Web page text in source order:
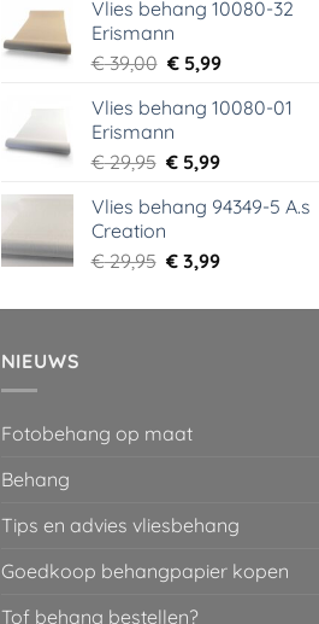
was:
€ 18,99.
is:
Vlies behang 10080-32
Erismann
€39,00 Oorspronkelijke
was:
€ 39,00.
€ 5,99Huidige
is:
Vlies behang 10080-01
Erismann
€29,95 Oorspronkelijke
was:
€ 5,99Huidige
is:
Vlies behang 94349-5 A.s
Creation
€29,95 Oorspronkelijke
was:
€ 3,99Huidige
is:
NIEUWS
Fotobehang op maat
Behang
Tips en advies vliesbehang
Goedkoop behangpapier kopen
Tof behang bestellen?